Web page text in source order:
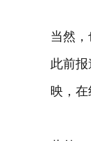
当然，
此前
映，在